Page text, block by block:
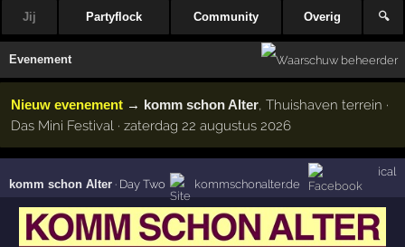
Jij Partyflock Community Overig 🔍
Evenement
Nieuw evenement → komm schon Alter, Thuishaven terrein ·
Das Mini Festival · zaterdag 22 augustus 2026
komm schon Alter · Day Two kommschonalter.de
ical